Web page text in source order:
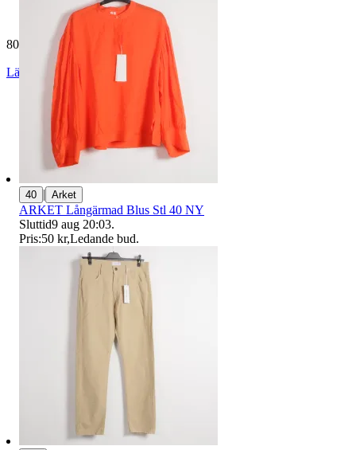
80 663 omdömen
Läs omdömen
40 | Arket
ARKET Långärmad Blus Stl 40 NY
Sluttid9 aug 20:03.
Pris:50 kr,Ledande bud.